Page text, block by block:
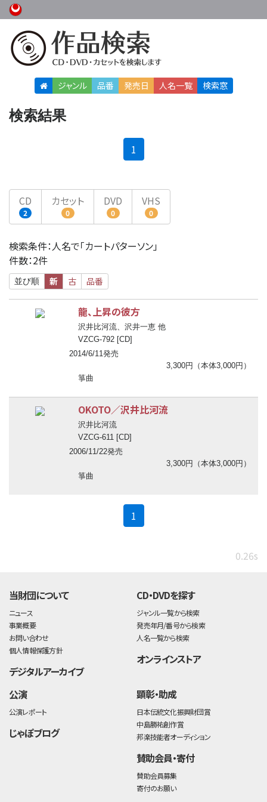
ジャンル 品番 発売日 人名一覧 検索窓
検索結果
1
CD
2
カセット
0
DVD
0
VHS
0
検索条件：人名で「カートパターソン」
件数：2件
並び順 新 古 品番
龍、上昇の彼方
沢井比河流、沢井一恵 他
VZCG-792 [CD]
2014/6/11発売
3,300円（本体3,000円）
箏曲
OKOTO／沢井比河流
沢井比河流
VZCG-611 [CD]
2006/11/22発売
3,300円（本体3,000円）
箏曲
1
0.26s
当財団について
ニュース
事業概要
お問い合わせ
個人情報保護方針
デジタルアーカイブ
CD・DVDを探す
ジャンル一覧から検索
発売年月/番号から検索
人名一覧から検索
オンラインストア
公演
公演レポート
じゃぽブログ
顕彰・助成
日本伝統文化振興財団賞
中島勝祐創作賞
邦楽技能者オーディション
賛助会員・寄付
賛助会員募集
寄付のお願い